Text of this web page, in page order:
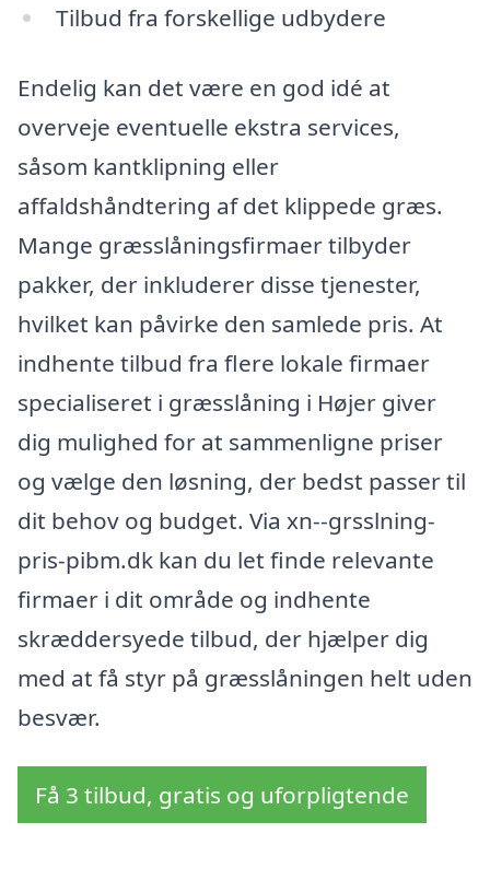
Tilbud fra forskellige udbydere
Endelig kan det være en god idé at
overveje eventuelle ekstra services,
såsom kantklipning eller
affaldshåndtering af det klippede græs.
Mange græsslåningsfirmaer tilbyder
pakker, der inkluderer disse tjenester,
hvilket kan påvirke den samlede pris. At
indhente tilbud fra flere lokale firmaer
specialiseret i græsslåning i Højer giver
dig mulighed for at sammenligne priser
og vælge den løsning, der bedst passer til
dit behov og budget. Via xn--grsslning-
pris-pibm.dk kan du let finde relevante
firmaer i dit område og indhente
skræddersyede tilbud, der hjælper dig
med at få styr på græsslåningen helt uden
besvær.
Få 3 tilbud, gratis og uforpligtende